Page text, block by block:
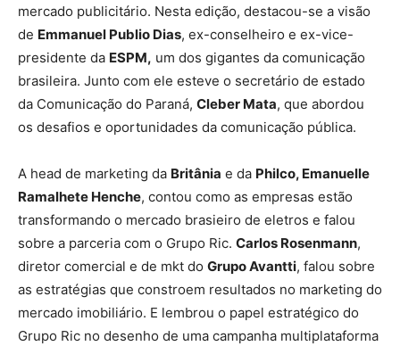
mercado publicitário. Nesta edição, destacou-se a visão
de Emmanuel Publio Dias, ex-conselheiro e ex-vice-
presidente da ESPM, um dos gigantes da comunicação
brasileira. Junto com ele esteve o secretário de estado
da Comunicação do Paraná, Cleber Mata, que abordou
os desafios e oportunidades da comunicação pública.
A head de marketing da Britânia e da Philco, Emanuelle
Ramalhete Henche, contou como as empresas estão
transformando o mercado brasieiro de eletros e falou
sobre a parceria com o Grupo Ric. Carlos Rosenmann,
diretor comercial e de mkt do Grupo Avantti, falou sobre
as estratégias que constroem resultados no marketing do
mercado imobiliário. E lembrou o papel estratégico do
Grupo Ric no desenho de uma campanha multiplataforma